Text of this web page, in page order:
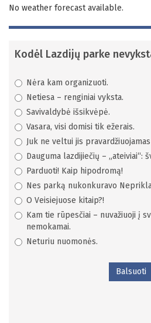
No weather forecast available.
Kodėl Lazdijų parke
Nėra kam organizuoti.
Netiesa – renginiai vyksta.
Savivaldybė išsikvėpė.
Vasara, visi domisi tik ežerais.
Juk ne veltui jis
Dauguma lazdijiečių – „ateiviai“:
Parduoti! Kaip hipodromą!
Nes parką nukonkuravo
O Veisiejuose kitaip?!
Kam tie rūpesčiai – nuvažiuoji į
nemokamai.
Neturiu nuomonės.
Balsuoti